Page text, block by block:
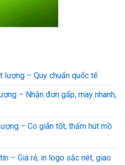
lượng – Quy chuẩn quốc tế
– Nhận đơn gấp, may nhanh,
– Co giãn tốt, thấm hút mồ
– Giá rẻ, in logo sắc nét, giao